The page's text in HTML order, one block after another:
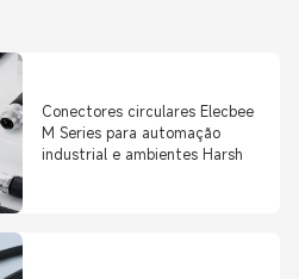
Conectores circulares Elecbee
M Series para automação
industrial e ambientes Harsh